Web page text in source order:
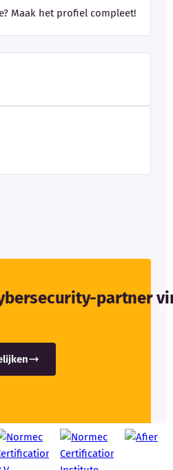
Maak het profiel compleet!
partner